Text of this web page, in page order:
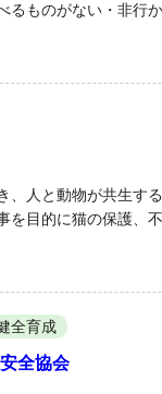
るものがない・非行
、人と動物が共生す
を目的に猫の保護、
全育成
全協会